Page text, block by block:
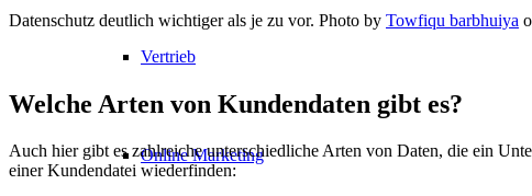
Vertrieb
Online Marketing
Datenschutz deutlich wichtiger als je zu vor. Photo by Towfiqu barbhuiya
Welche Arten von Kundendaten gibt es?
Auch hier gibt es zahlreiche unterschiedliche Arten von Daten, die ein
einer Kundendatei wiederfinden: